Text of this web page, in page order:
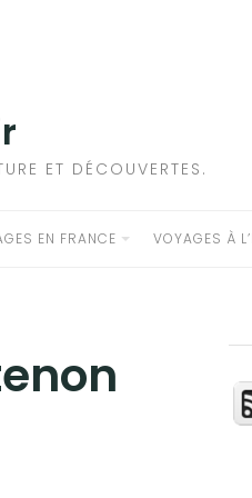
ET DÉCOUVERTES.
EN FRANCE VOYAGES À